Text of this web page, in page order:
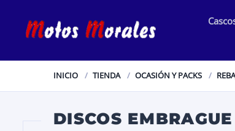
INICIO TIENDA OCASIÓN Y PACKS
DISCOS